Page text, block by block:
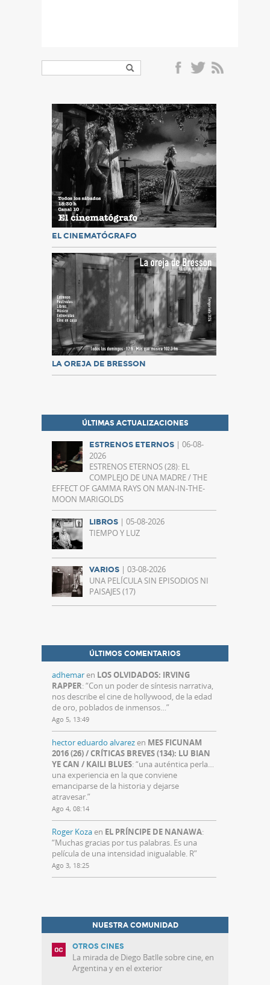
EL CINEMATÓGRAFO
LA OREJA DE BRESSON
ÚLTIMAS ACTUALIZACIONES
ESTRENOS ETERNOS | 06-08-
2026
ESTRENOS ETERNOS (28): EL
COMPLEJO DE UNA MADRE / THE
EFFECT OF GAMMA RAYS ON MAN-IN-THE-
MOON MARIGOLDS
LIBROS | 05-08-2026
TIEMPO Y LUZ
VARIOS | 03-08-2026
UNA PELÍCULA SIN EPISODIOS NI
PAISAJES (17)
ÚLTIMOS COMENTARIOS
adhemaren LOS OLVIDADOS: IRVING
RAPPER: “Con un poder de síntesis narrativa,
nos describe el cine de hollywood, de la edad
de oro, poblados de inmensos…”
Ago 5, 13:49
hector eduardo alvarezen MES FICUNAM
2016 (26) / CRÍTICAS BREVES (134): LU BIAN
YE CAN / KAILI BLUES: “una auténtica perla…
una experiencia en la que conviene
emanciparse de la historia y dejarse
atravesar.”
Ago 4, 08:14
Roger Kozaen EL PRÍNCIPE DE NANAWA:
“Muchas gracias por tus palabras. Es una
película de una intensidad inigualable. R”
Ago 3, 18:25
NUESTRA COMUNIDAD
OTROS CINES
La mirada de Diego Batlle sobre cine, en
Argentina y en el exterior